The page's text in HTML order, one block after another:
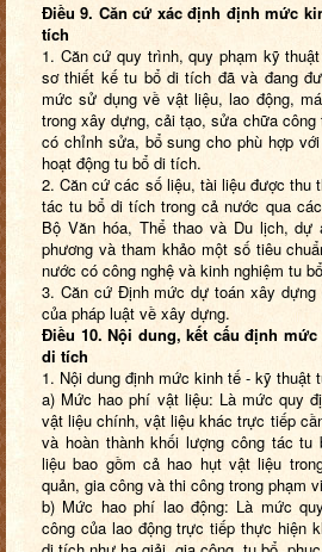
Điều 9. Căn cứ xác định định mức
tích
1. Căn cứ quy trình, quy phạm kỹ
sơ thiết kế tu bổ di tích đã và đang
mức sử dụng về vật liệu, lao động,
trong xây dựng, cải tạo, sửa chữa
có chỉnh sửa, bổ sung cho phù hợp
hoạt động tu bổ di tích.
2. Căn cứ các số liệu, tài liệu được thu
tác tu bổ di tích trong cả nước qua
Bộ Văn hóa, Thể thao và Du lịch,
phương và tham khảo một số tiêu
nước có công nghệ và kinh nghiệm tu
3. Căn cứ Định mức dự toán xây dựng
của pháp luật về xây dựng.
Điều 10. Nội dung, kết cấu định
di tích
1. Nội dung định mức kinh tế - kỹ thuật
a) Mức hao phí vật liệu: Là mức quy
vật liệu chính, vật liệu khác trực tiếp
và hoàn thành khối lượng công tác
liệu bao gồm cả hao hụt vật liệu
quản, gia công và thi công trong phạm
b) Mức hao phí lao động: Là mức
công của lao động trực tiếp thực hiện